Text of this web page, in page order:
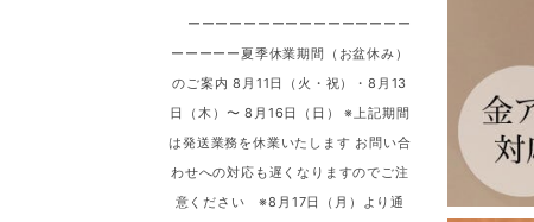
ーーーーーーーーーーーーーーーー
ーーーーー夏季休業期間（お盆休み）
のご案内 8月11日（火・祝）・8月13
日（木）〜 8月16日（日） ※上記期間
は発送業務を休業いたします お問い合
わせへの対応も遅くなりますのでご注
意ください ※8月17日（月）より通